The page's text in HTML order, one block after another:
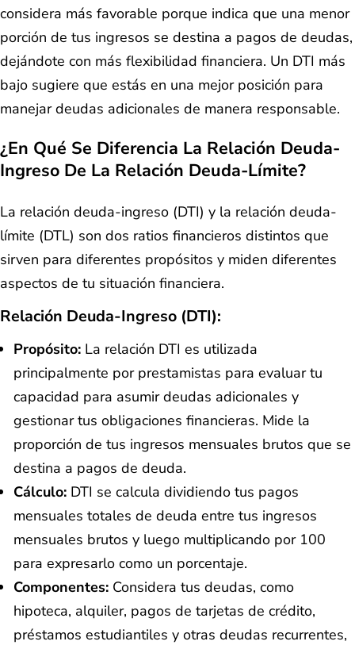
considera más favorable porque indica que una menor
porción de tus ingresos se destina a pagos de deudas,
dejándote con más flexibilidad financiera. Un DTI más
bajo sugiere que estás en una mejor posición para
manejar deudas adicionales de manera responsable.
¿En Qué Se Diferencia La Relación Deuda-
Ingreso De La Relación Deuda-Límite?
La relación deuda-ingreso (DTI) y la relación deuda-
límite (DTL) son dos ratios financieros distintos que
sirven para diferentes propósitos y miden diferentes
aspectos de tu situación financiera.
Relación Deuda-Ingreso (DTI):
Propósito: La relación DTI es utilizada
principalmente por prestamistas para evaluar tu
capacidad para asumir deudas adicionales y
gestionar tus obligaciones financieras. Mide la
proporción de tus ingresos mensuales brutos que se
destina a pagos de deuda.
Cálculo: DTI se calcula dividiendo tus pagos
mensuales totales de deuda entre tus ingresos
mensuales brutos y luego multiplicando por 100
para expresarlo como un porcentaje.
Componentes: Considera tus deudas, como
hipoteca, alquiler, pagos de tarjetas de crédito,
préstamos estudiantiles y otras deudas recurrentes,